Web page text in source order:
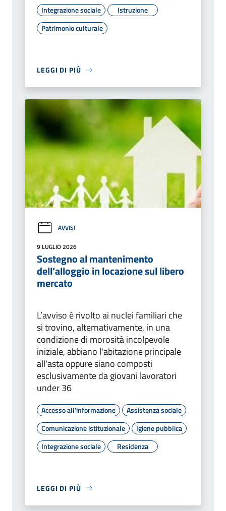
Integrazione sociale
Istruzione
Patrimonio culturale
LEGGI DI PIÙ
AVVISI
9 LUGLIO 2026
Sostegno al mantenimento
dell’alloggio in locazione sul libero
mercato
L’avviso è rivolto ai nuclei familiari che
si trovino, alternativamente, in una
condizione di morosità incolpevole
iniziale, abbiano l'abitazione principale
all'asta oppure siano composti
esclusivamente da giovani lavoratori
under 36
Accesso all'informazione
Assistenza sociale
Comunicazione istituzionale
Igiene pubblica
Integrazione sociale
Residenza
LEGGI DI PIÙ